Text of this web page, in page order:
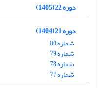
دوره 22 (1405)
دوره 21 (1404)
شماره 80
شماره 79
شماره 78
شماره 77